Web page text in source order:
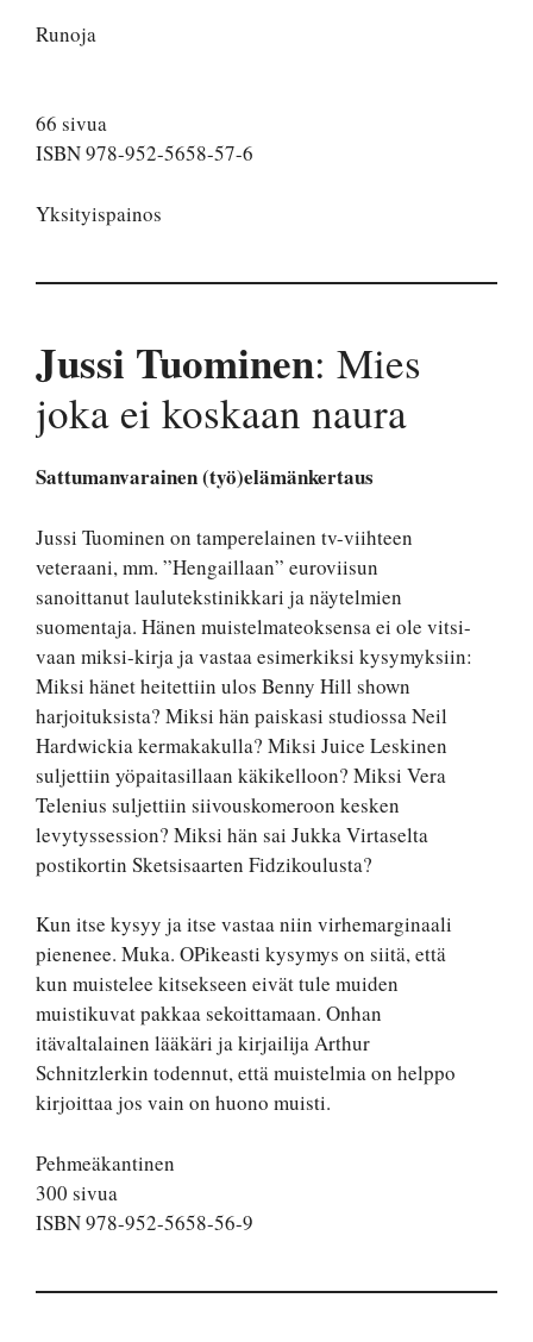
Runoja
66 sivua
ISBN 978-952-5658-57-6
Yksityispainos
Jussi Tuominen: Mies
joka ei koskaan naura
Sattumanvarainen (työ)elämänkertaus
Jussi Tuominen on tamperelainen tv-viihteen
veteraani, mm. ”Hengaillaan” euroviisun
sanoittanut laulutekstinikkari ja näytelmien
suomentaja. Hänen muistelmateoksensa ei ole vitsi-
vaan miksi-kirja ja vastaa esimerkiksi kysymyksiin:
Miksi hänet heitettiin ulos Benny Hill shown
harjoituksista? Miksi hän paiskasi studiossa Neil
Hardwickia kermakakulla? Miksi Juice Leskinen
suljettiin yöpaitasillaan käkikelloon? Miksi Vera
Telenius suljettiin siivouskomeroon kesken
levytyssession? Miksi hän sai Jukka Virtaselta
postikortin Sketsisaarten Fidzikoulusta?
Kun itse kysyy ja itse vastaa niin virhemarginaali
pienenee. Muka. OPikeasti kysymys on siitä, että
kun muistelee kitsekseen eivät tule muiden
muistikuvat pakkaa sekoittamaan. Onhan
itävaltalainen lääkäri ja kirjailija Arthur
Schnitzlerkin todennut, että muistelmia on helppo
kirjoittaa jos vain on huono muisti.
Pehmeäkantinen
300 sivua
ISBN 978-952-5658-56-9